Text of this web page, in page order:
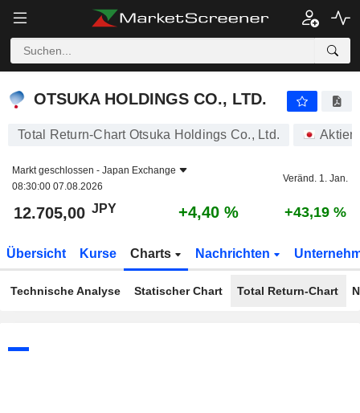
OTSUKA HOLDINGS CO., LTD.
Total Return-Chart Otsuka Holdings Co., Ltd. Aktien
Markt geschlossen - Japan Exchange
08:30:00 07.08.2026
Veränd. 1. Jan.
12.705,00 JPY +4,40 % +43,19 %
Übersicht Kurse Charts Nachrichten
Technische Analyse Statischer Chart Total Return-Chart